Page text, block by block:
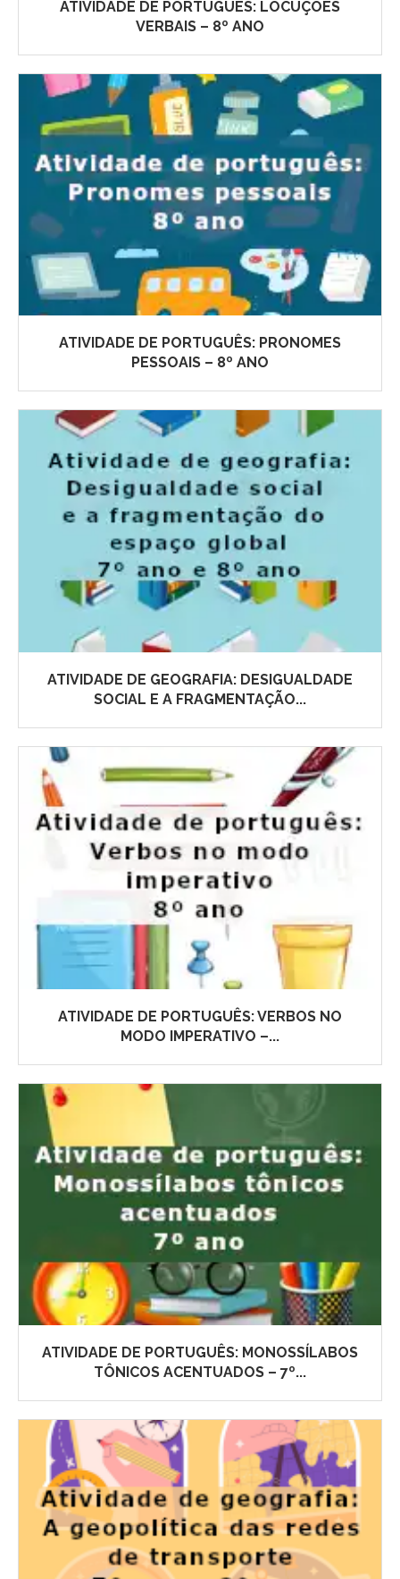
ATIVIDADE DE PORTUGUÊS: LOCUÇÕES
VERBAIS – 8º ANO
ATIVIDADE DE PORTUGUÊS: PRONOMES
PESSOAIS – 8º ANO
ATIVIDADE DE GEOGRAFIA: DESIGUALDADE
SOCIAL E A FRAGMENTAÇÃO...
ATIVIDADE DE PORTUGUÊS: VERBOS NO
MODO IMPERATIVO –...
ATIVIDADE DE PORTUGUÊS: MONOSSÍLABOS
TÔNICOS ACENTUADOS – 7º...